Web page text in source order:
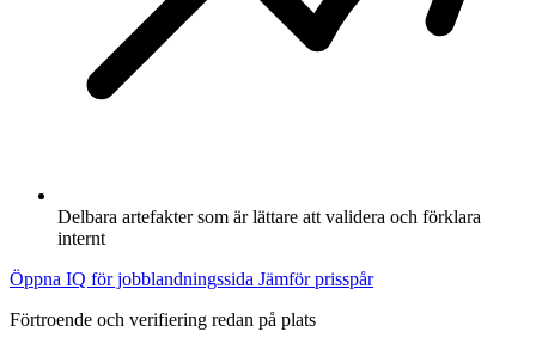
Delbara artefakter som är lättare att validera och förklara
internt
Öppna IQ för jobblandningssida Jämför prisspår
Förtroende och verifiering redan på plats